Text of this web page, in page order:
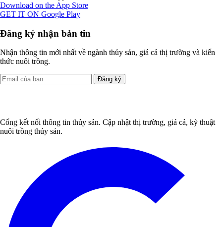
Download on the App Store
GET IT ON Google Play
Đăng ký nhận bản tin
Nhận thông tin mới nhất về ngành thủy sản, giá cả thị trường và kiến
thức nuôi trồng.
Đăng ký
Cổng kết nối thông tin thủy sản. Cập nhật thị trường, giá cả, kỹ thuật
nuôi trồng thủy sản.